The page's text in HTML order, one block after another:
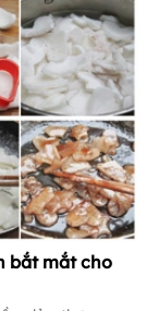
bắt mắt cho